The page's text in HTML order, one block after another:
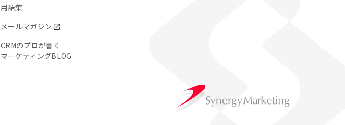
用語集
メールマガジン
CRMのプロが書く
マーケティングBLOG